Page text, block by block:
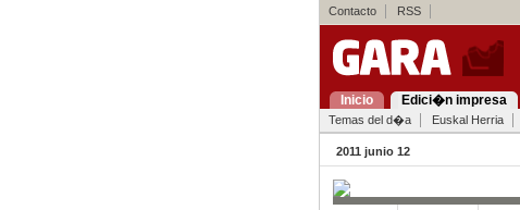
Contacto RSS
Inicio Edici�n impresa
Temas del d�a Euskal Herria
2011 junio 12